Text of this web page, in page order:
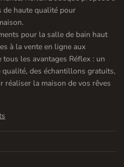
de haute qualité pour
pour la salle de bain haut
à la vente en ligne aux
les avantages Réflex : un
des échantillons gratuits,
réaliser la maison de vos rêves